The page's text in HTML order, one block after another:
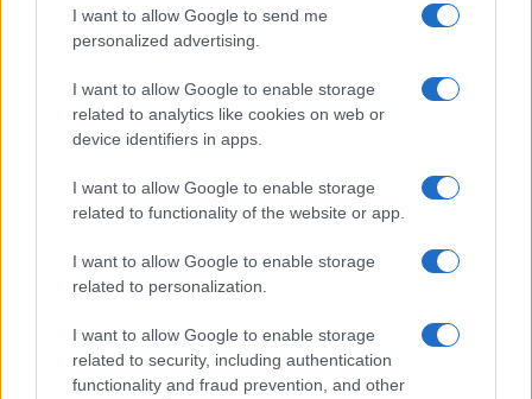
I want to allow Google to send me
personalized advertising.
I want to allow Google to enable storage
related to analytics like cookies on web or
device identifiers in apps.
I want to allow Google to enable storage
related to functionality of the website or app.
I want to allow Google to enable storage
related to personalization.
I want to allow Google to enable storage
related to security, including authentication
functionality and fraud prevention, and other
Sportmagazine: notizie, approfondimenti e classifiche su
calcio, basket, tennis, ciclismo, motori, Formula 1,
MotoGP e Olimpiadi. Le ultime news dalle competizioni
nazionali e internazionali, gli highlight delle partite, le
interviste ai protagonisti e i risultati in tempo reale di tutte
le discipline che fanno emozionare gli appassionati di